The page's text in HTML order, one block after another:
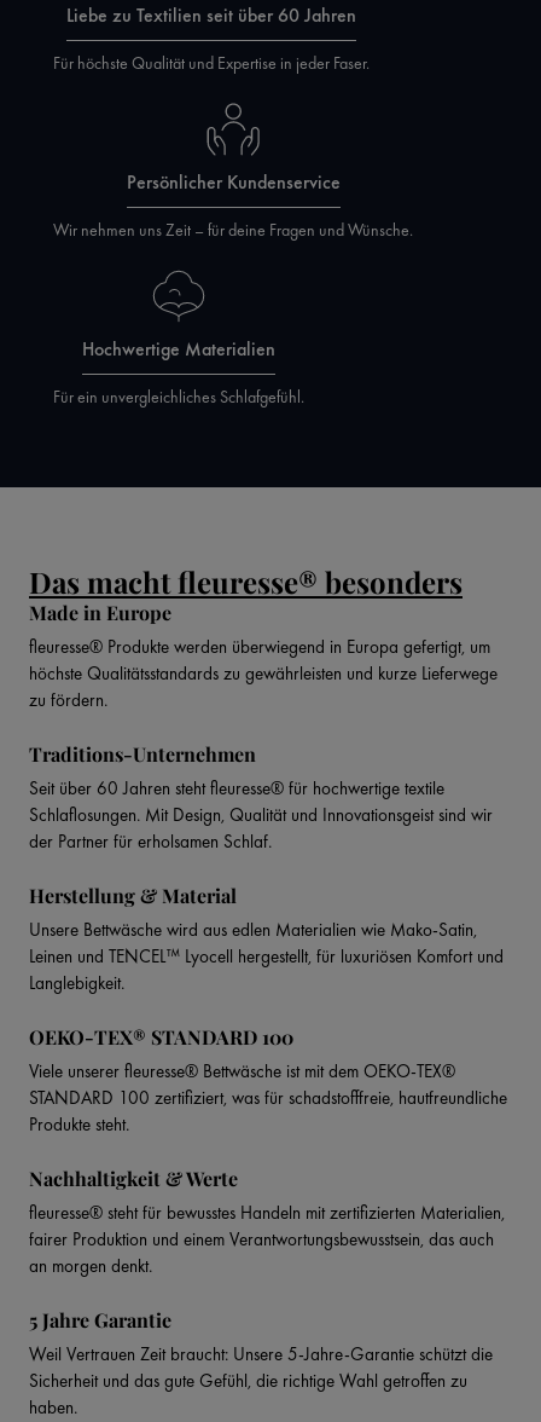
Liebe zu Textilien seit über 60 Jahren
Für höchste Qualität und Expertise in jeder Faser.
Persönlicher Kundenservice
Wir nehmen uns Zeit – für deine Fragen und Wünsche.
Hochwertige Materialien
Für ein unvergleichliches Schlafgefühl.
Das macht fleuresse® besonders
Made in Europe
fleuresse® Produkte werden überwiegend in Europa gefertigt, um
höchste Qualitätsstandards zu gewährleisten und kurze Lieferwege
zu fördern.
Traditions-Unternehmen
Seit über 60 Jahren steht fleuresse® für hochwertige textile
Schlaflosungen. Mit Design, Qualität und Innovationsgeist sind wir
der Partner für erholsamen Schlaf.
Herstellung & Material
Unsere Bettwäsche wird aus edlen Materialien wie Mako-Satin,
Leinen und TENCEL™ Lyocell hergestellt, für luxuriösen Komfort und
Langlebigkeit.
OEKO-TEX® STANDARD 100
Viele unserer fleuresse® Bettwäsche ist mit dem OEKO-TEX®
STANDARD 100 zertifiziert, was für schadstofffreie, hautfreundliche
Produkte steht.
Nachhaltigkeit & Werte
fleuresse® steht für bewusstes Handeln mit zertifizierten Materialien,
fairer Produktion und einem Verantwortungsbewusstsein, das auch
an morgen denkt.
5 Jahre Garantie
Weil Vertrauen Zeit braucht: Unsere 5-Jahre-Garantie schützt die
Sicherheit und das gute Gefühl, die richtige Wahl getroffen zu
haben.